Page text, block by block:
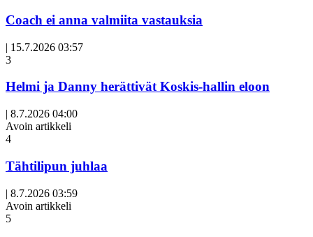
Coach ei anna valmiita vastauksia
| 15.7.2026 03:57
3
Helmi ja Danny herättivät Koskis-hallin eloon
| 8.7.2026 04:00
Avoin artikkeli
4
Tähtilipun juhlaa
| 8.7.2026 03:59
Avoin artikkeli
5